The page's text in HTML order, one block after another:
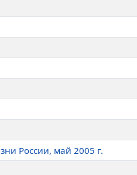
России, май 2005 г.